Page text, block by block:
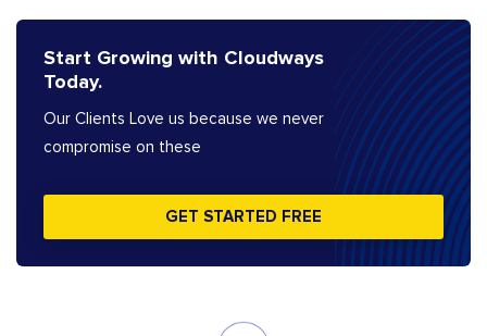
Start Growing with Cloudways
Today.
Our Clients Love us because we never
compromise on these
GET STARTED FREE